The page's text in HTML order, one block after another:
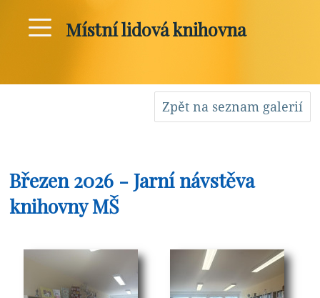
Místní lidová knihovna
Zpět na seznam galerií
Březen 2026 - Jarní návstěva
knihovny MŠ